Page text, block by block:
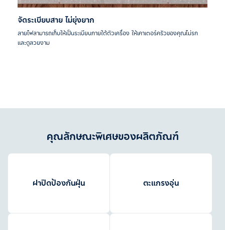
จัดระเบียบสาย ไม่ยุ่งยาก
สายไฟสามารถเก็บให้เป็นระเบียบภายใต้ตัวเครื่อง ให้เคาเตอร์ครัวของคุณไม่รก
และดูสวยงาม
คุณลักษณะพิเศษของผลิตภัณฑ์
ฝาปิดป้องกันฝุ่น ตะแกรงอุ่น